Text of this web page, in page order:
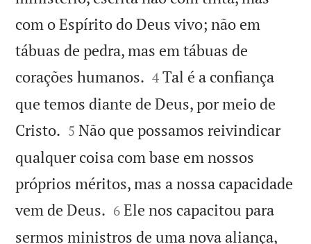
com o Espírito do Deus vivo; não em
tábuas de pedra, mas em tábuas de
corações humanos. 

4 Tal é a confiança
que temos diante de Deus, por meio de
Cristo. 

5 Não que possamos reivindicar
qualquer coisa com base em nossos
próprios méritos, mas a nossa capacidade
vem de Deus. 

6 Ele nos capacitou para
sermos ministros de uma nova aliança,